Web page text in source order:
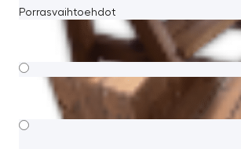
Porrasvaihtoehdot